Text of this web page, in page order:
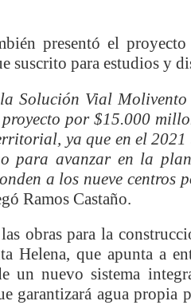
de Caldas hace seguimiento
de seguridad sin
técnicas aportaron dignidad a
/ Risaralda fortalece la
/ Dosquebradas
presentó el
suscrito para estudios y
Solución Vial
por $15.000
ya que en el
para avanzar en la
a los nueve centros
Ramos Castaño.
obras para la
Helena, que apunta a
un nuevo sistema
garantizará agua propia